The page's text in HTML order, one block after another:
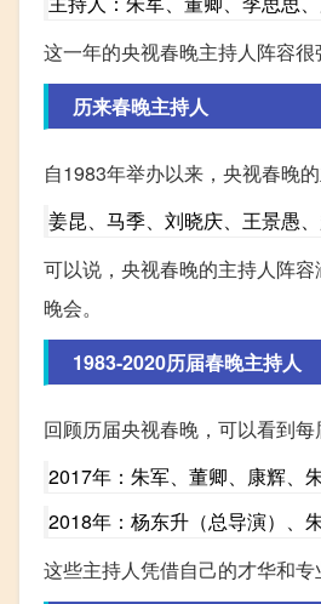
这一年的央视春晚主持人阵容
历来春晚主持人
自1983年举办以来，央视春晚
姜昆、马季、刘晓庆、王景愚
可以说，央视春晚的主持人阵
晚会。
1983-2020历届春晚主持人
回顾历届央视春晚，可以看到
2017年：朱军、董卿、康辉、
2018年：杨东升（总导演）、
这些主持人凭借自己的才华和